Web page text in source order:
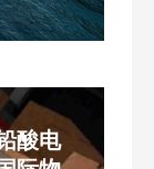
酸电